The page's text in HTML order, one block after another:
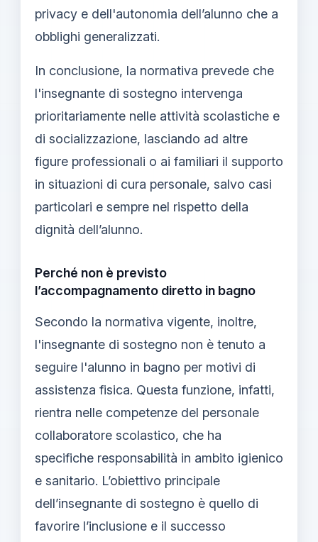
privacy e dell'autonomia dell’alunno che a
obblighi generalizzati.
In conclusione, la normativa prevede che
l'insegnante di sostegno intervenga
prioritariamente nelle attività scolastiche e
di socializzazione, lasciando ad altre
figure professionali o ai familiari il supporto
in situazioni di cura personale, salvo casi
particolari e sempre nel rispetto della
dignità dell’alunno.
Perché non è previsto
l’accompagnamento diretto in bagno
Secondo la normativa vigente, inoltre,
l'insegnante di sostegno non è tenuto a
seguire l'alunno in bagno per motivi di
assistenza fisica. Questa funzione, infatti,
rientra nelle competenze del personale
collaboratore scolastico, che ha
specifiche responsabilità in ambito igienico
e sanitario. L’obiettivo principale
dell’insegnante di sostegno è quello di
favorire l’inclusione e il successo